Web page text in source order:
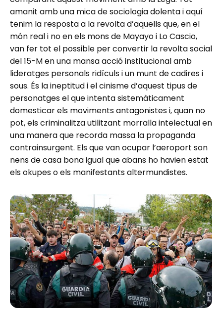
amanit amb una mica de sociologia dolenta i aquí
tenim la resposta a la revolta d’aquells que, en el
món real i no en els mons de Mayayo i Lo Cascio,
van fer tot el possible per convertir la revolta social
del 15-M en una mansa acció institucional amb
lideratges personals ridículs i un munt de cadires i
sous. És la ineptitud i el cinisme d’aquest tipus de
personatges el que intenta sistemàticament
domesticar els moviments antagonistes i, quan no
pot, els criminalitza utilitzant morralla intelectual en
una manera que recorda massa la propaganda
contrainsurgent. Els que van ocupar l’aeroport son
nens de casa bona igual que abans ho havien estat
els okupes o els manifestants altermundistes.